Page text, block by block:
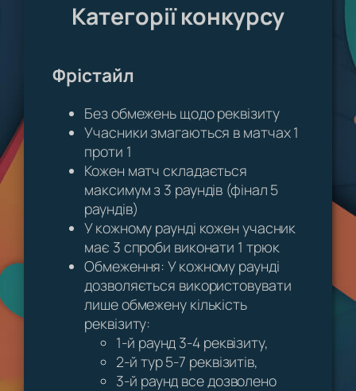
Категорії конкурсу
Фрістайл
Без обмежень щодо реквізиту
Учасники змагаються в матчах 1
проти 1
Кожен матч складається
максимум з 3 раундів (фінал 5
раундів)
У кожному раунді кожен учасник
має 3 спроби виконати 1 трюк
Обмеження: У кожному раунді
дозволяється використовувати
лише обмежену кількість
реквізиту:
1-й раунд 3-4 реквізиту,
2-й тур 5-7 реквізитів,
3-й раунд все дозволено